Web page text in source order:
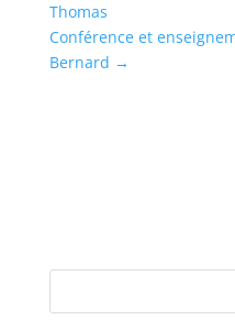
Thomas
Conférence et
Bernard →